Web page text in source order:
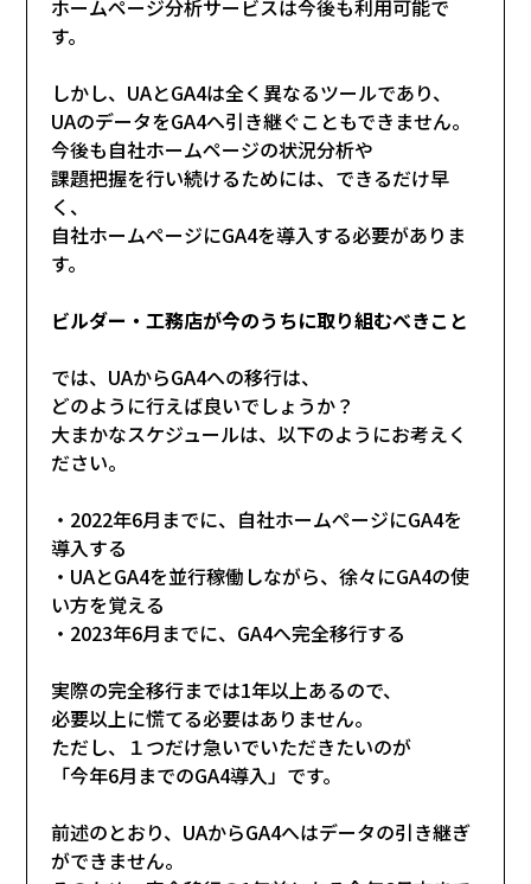
ホームページ分析サービスは今後も利用可能で
す。
しかし、UAとGA4は全く異なるツールであり、
UAのデータをGA4へ引き継ぐこともできません。
今後も自社ホームページの状況分析や
課題把握を行い続けるためには、できるだけ早
く、
自社ホームページにGA4を導入する必要がありま
す。
ビルダー・工務店が今のうちに取り組むべきこと
では、UAからGA4への移行は、
どのように行えば良いでしょうか？
大まかなスケジュールは、以下のようにお考えく
ださい。
・2022年6月までに、自社ホームページにGA4を
導入する
・UAとGA4を並行稼働しながら、徐々にGA4の使
い方を覚える
・2023年6月までに、GA4へ完全移行する
実際の完全移行までは1年以上あるので、
必要以上に慌てる必要はありません。
ただし、１つだけ急いでいただきたいのが
「今年6月までのGA4導入」です。
前述のとおり、UAからGA4へはデータの引き継ぎ
ができません。